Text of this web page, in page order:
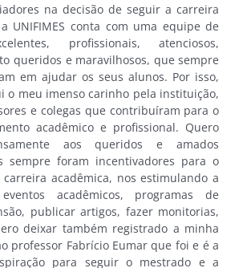
na decisão de seguir a carreira
UNIFIMES conta com uma equipe de
profissionais, atenciosos,
queridos e maravilhosos, que sempre
em ajudar os seus alunos. Por isso,
o meu imenso carinho pela instituição,
e colegas que contribuíram para o
acadêmico e profissional. Quero
aos queridos e amados
sempre foram incentivadores para o
carreira acadêmica, nos estimulando a
acadêmicos, programas de
publicar artigos, fazer monitorias,
deixar também registrado a minha
professor Fabrício Eumar que foi e é a
para seguir o mestrado e a